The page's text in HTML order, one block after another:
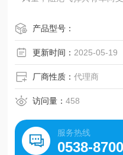
时，挡板推动阻尼气撑收
闭，阻止风流逆流。
产品型号：
更新时间： 2025-05-19
厂商性质：代理商
访问量：458
服务热线
0538-